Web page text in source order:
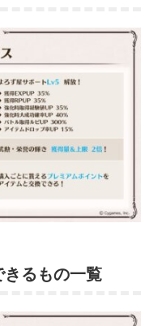
るもの一覧